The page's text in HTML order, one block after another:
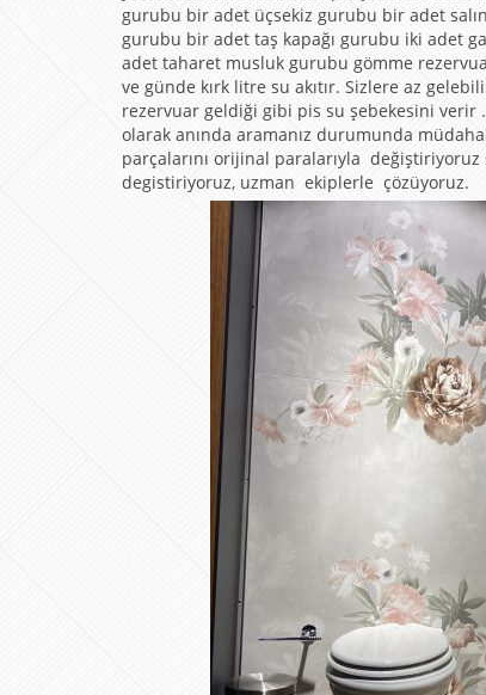
gurubu bir adet üçsekiz gurubu bir adet
gurubu bir adet taş kapağı gurubu iki adet
adet taharet musluk gurubu gömme
ve günde kırk litre su akıtır. Sizlere az
rezervuar geldiği gibi pis su şebekesini verir
olarak anında aramanız durumunda
parçalarını orijinal paralarıyla değiştiriyoruz
degistiriyoruz, uzman ekiplerle çözüyoruz.